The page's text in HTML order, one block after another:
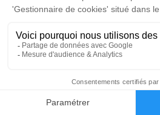
Faire-part
Église Neunkirch de
Déroulé des